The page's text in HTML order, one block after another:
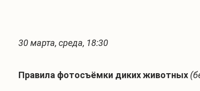
30 марта, среда, 18:30
Правила фотосъёмки диких животных